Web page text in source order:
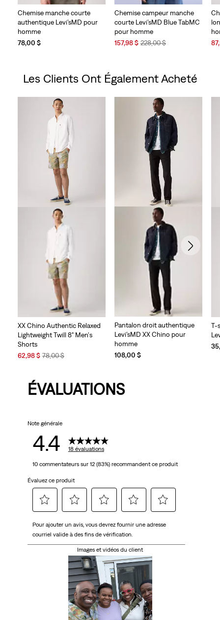
Chemise manche courte
authentique Levi’sMD pour
homme
78,00 $
Chemise campeur manche
courte Levi’sMD Blue TabMC
pour homme
Sale
157,98 $ Original
228,00 $
Les Clients Ont Également Acheté
XX Chino Authentic Relaxed
Lightweight Twill 8" Men's
Shorts
Sale
62,98 $Original
78,00 $
Pantalon droit authentique
Levi’sMD XX Chino pour
homme
108,00 $
T-
ÉVALUATIONS
Note générale
4.4 18 évaluations
10 commentateurs sur 12 (83%) recommandent ce produit
Évaluez ce produit
pour
évaluer
pour
évaluer
l'article
étoiles.
Cette
action
ouvrira
pour
évaluer
l'article
à
3
étoiles.
Cette
action
ouvrira
pour
évaluer
l'article
à
4
étoiles.
Cette
action
ouvrira
pour
à
étoiles.
Cette
action
ouvrira
Pour ajouter un avis, vous devrez fournir une adresse
courriel valide à des fins de vérification.
Images et vidéos du client